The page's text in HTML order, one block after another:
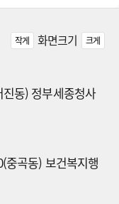
작게 화면크기 크게
동) 정부세종청사
중곡동) 보건복지행